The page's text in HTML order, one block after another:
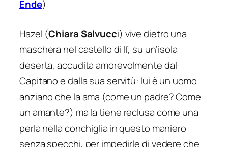
Ende)
Hazel (Chiara Salvucci) vive dietro una
maschera nel castello di If, su un’isola
deserta, accudita amorevolmente dal
Capitano e dalla sua servitù: lui è un uomo
anziano che la ama (come un padre? Come
un amante?) ma la tiene reclusa come una
perla nella conchiglia in questo maniero
senza specchi, per impedirle di vedere che